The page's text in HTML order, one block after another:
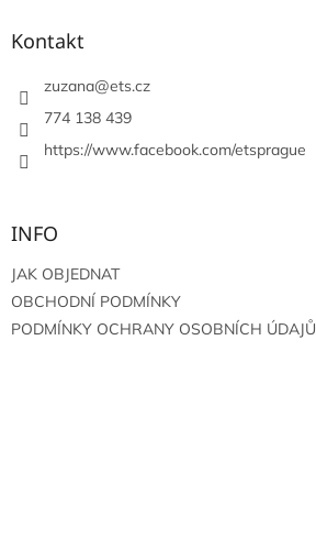
ý
Kontakt
zuzana@ets.cz
774 138 439
https://www.facebook.com/etsprague
INFO
JAK OBJEDNAT
OBCHODNÍ PODMÍNKY
PODMÍNKY OCHRANY OSOBNÍCH ÚDAJŮ